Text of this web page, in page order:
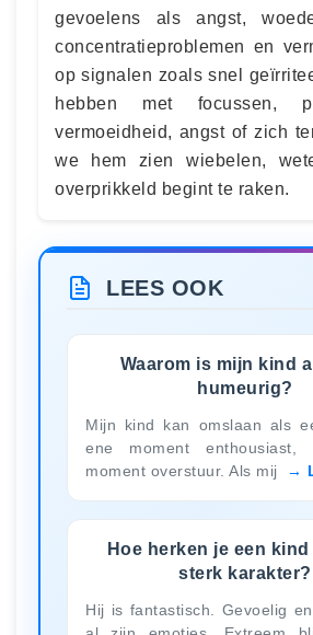
gevoelens als angst,
concentratieproblemen en
op signalen zoals snel
hebben met focussen,
vermoeidheid, angst of zich
we hem zien wiebelen,
overprikkeld begint te raken.
LEES OOK
Waarom is mijn kind
humeurig?
Mijn kind kan omslaan als
ene moment enthousiast,
moment overstuur. Als mij
Hoe herken je een kind
sterk karakter?
Hij is fantastisch. Gevoelig